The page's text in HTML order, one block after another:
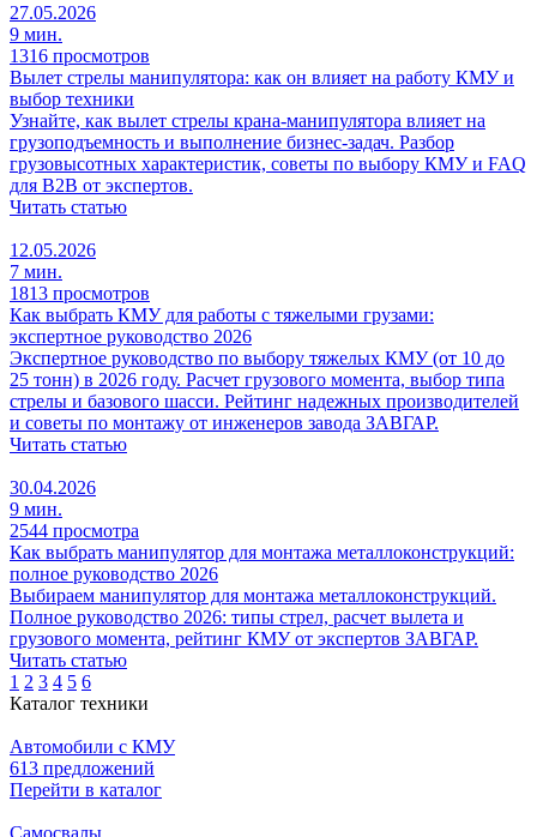
27.05.2026
9 мин.
1316 просмотров
Вылет стрелы манипулятора: как он влияет на работу КМУ и
выбор техники
Узнайте, как вылет стрелы крана-манипулятора влияет на
грузоподъемность и выполнение бизнес-задач. Разбор
грузовысотных характеристик, советы по выбору КМУ и FAQ
для B2B от экспертов.
Читать статью
12.05.2026
7 мин.
1813 просмотров
Как выбрать КМУ для работы с тяжелыми грузами:
экспертное руководство 2026
Экспертное руководство по выбору тяжелых КМУ (от 10 до
25 тонн) в 2026 году. Расчет грузового момента, выбор типа
стрелы и базового шасси. Рейтинг надежных производителей
и советы по монтажу от инженеров завода ЗАВГАР.
Читать статью
30.04.2026
9 мин.
2544 просмотра
Как выбрать манипулятор для монтажа металлоконструкций:
полное руководство 2026
Выбираем манипулятор для монтажа металлоконструкций.
Полное руководство 2026: типы стрел, расчет вылета и
грузового момента, рейтинг КМУ от экспертов ЗАВГАР.
Читать статью
1 2 3 4 5 6
Каталог техники
Автомобили с КМУ
613 предложений
Перейти в каталог
Самосвалы